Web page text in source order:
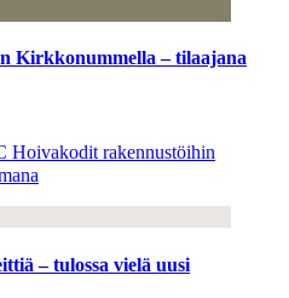
Kirkkonummella – tilaajana
Hoivakodit rakennustöihin
– tulossa vielä uusi